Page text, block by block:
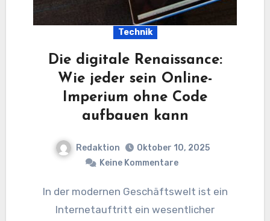
Technik
Die digitale Renaissance:
Wie jeder sein Online-
Imperium ohne Code
aufbauen kann
Redaktion
Oktober 10, 2025
Keine Kommentare
In der modernen Geschäftswelt ist ein
Internetauftritt ein wesentlicher